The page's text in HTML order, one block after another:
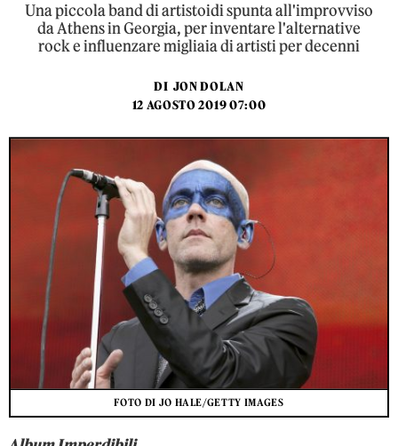
Una piccola band di artistoidi spunta all'improvviso
da Athens in Georgia, per inventare l'alternative
rock e influenzare migliaia di artisti per decenni
DI JON DOLAN
12 AGOSTO 2019 07:00
FOTO DI JO HALE/GETTY IMAGES